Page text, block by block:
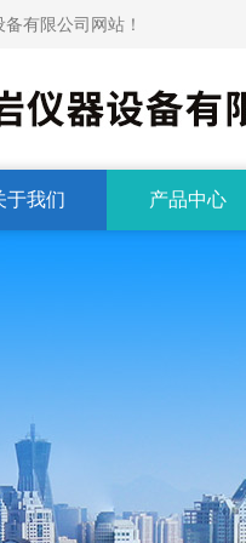
有限公司网站！
于我们 产品中心